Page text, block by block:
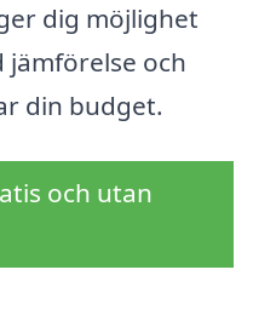
dig möjlighet
och
din budget.
och utan